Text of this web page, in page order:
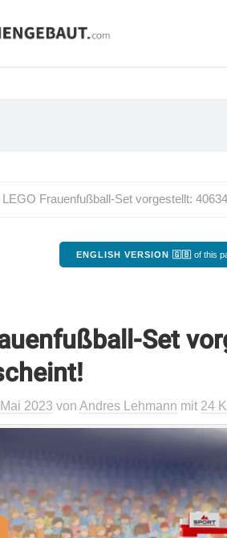
LEGO Frauenfußball-Set vorgestellt:
ENGLISH VERSION 🇬🇧 of this
Set
2023 von Andres Lehmann mit 24